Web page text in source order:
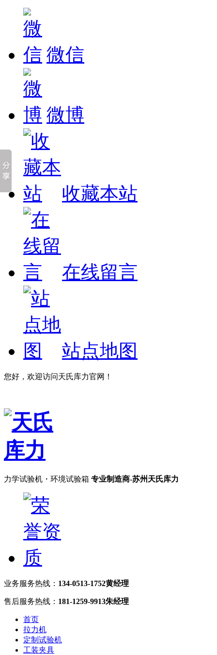
微信
微博
收藏本站
在线留言
站点地图
您好，欢迎访问天氏库力官网！
力学试验机・环境试验箱 专业制造商-苏州天氏库力
业务服务热线： 134-0513-1752黄经理
售后服务热线： 181-1259-9913朱经理
首页
拉力机
定制试验机
工装夹具